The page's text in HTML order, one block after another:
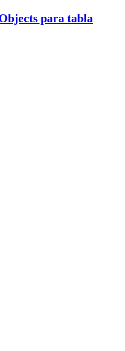
para tabla